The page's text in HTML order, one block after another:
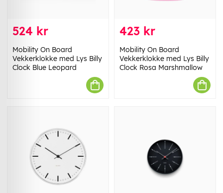
524 kr
Mobility On Board
Vekkerklokke med Lys Billy
Clock Blue Leopard
423 kr
Mobility On Board
Vekkerklokke med Lys Billy
Clock Rosa Marshmallow